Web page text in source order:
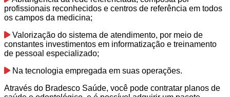
profissionais reconhecidos e centros de referência em todos
os campos da medicina;
Valorização do sistema de atendimento, por meio de
constantes investimentos em informatização e treinamento
de pessoal especializado;
Na tecnologia empregada em suas operações.
Através do Bradesco Saúde, você pode contratar planos de